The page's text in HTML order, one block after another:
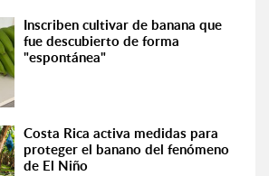
Inscriben cultivar de banana que
fue descubierto de forma
"espontánea"
Costa Rica activa medidas para
proteger el banano del fenómeno
de El Niño